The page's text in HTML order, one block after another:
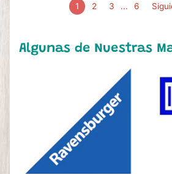
1 2 3 ... 6
Algunas de Nuestras